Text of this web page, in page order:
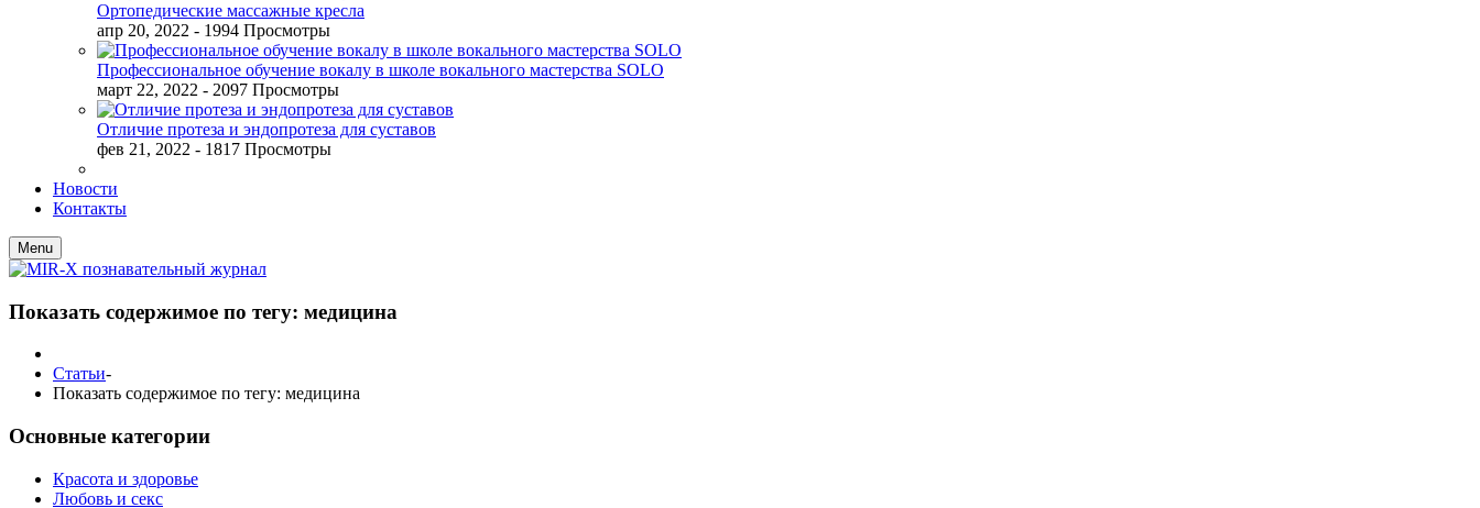
Ортопедические массажные кресла
апр 20, 2022 - 1994 Просмотры
Профессиональное обучение вокалу в школе вокального мастерства SOLO
март 22, 2022 - 2097 Просмотры
Отличие протеза и эндопротеза для суставов
фев 21, 2022 - 1817 Просмотры
Новости
Контакты
Menu
Показать содержимое по тегу: медицина
Статьи-
Показать содержимое по тегу: медицина
Основные категории
Красота и здоровье
Любовь и секс